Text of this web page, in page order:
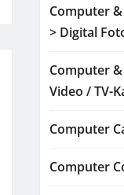
Computer
> Digital
Computer
Video / TV-
Computer
Computer